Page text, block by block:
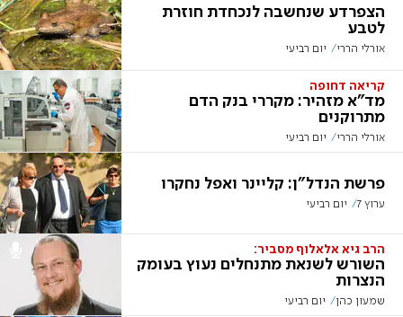
הצפרדע שנחשבה לנכחדת חוזרת
לטבע
אורלי הררי יום רביעי
קריאה דחופה
מד"א מזהיר: מקררי בנק הדם
מתרוקנים
אורלי הררי יום רביעי
פרשת הנדל"ן: קליינר ואפל נחקרו
ערוץ 7 יום רביעי
הרב גיא אלאלוף מסביר:
השורש לשנאת מתנחלים נעוץ בעומק
הנצרות
שמעון כהן יום רביעי